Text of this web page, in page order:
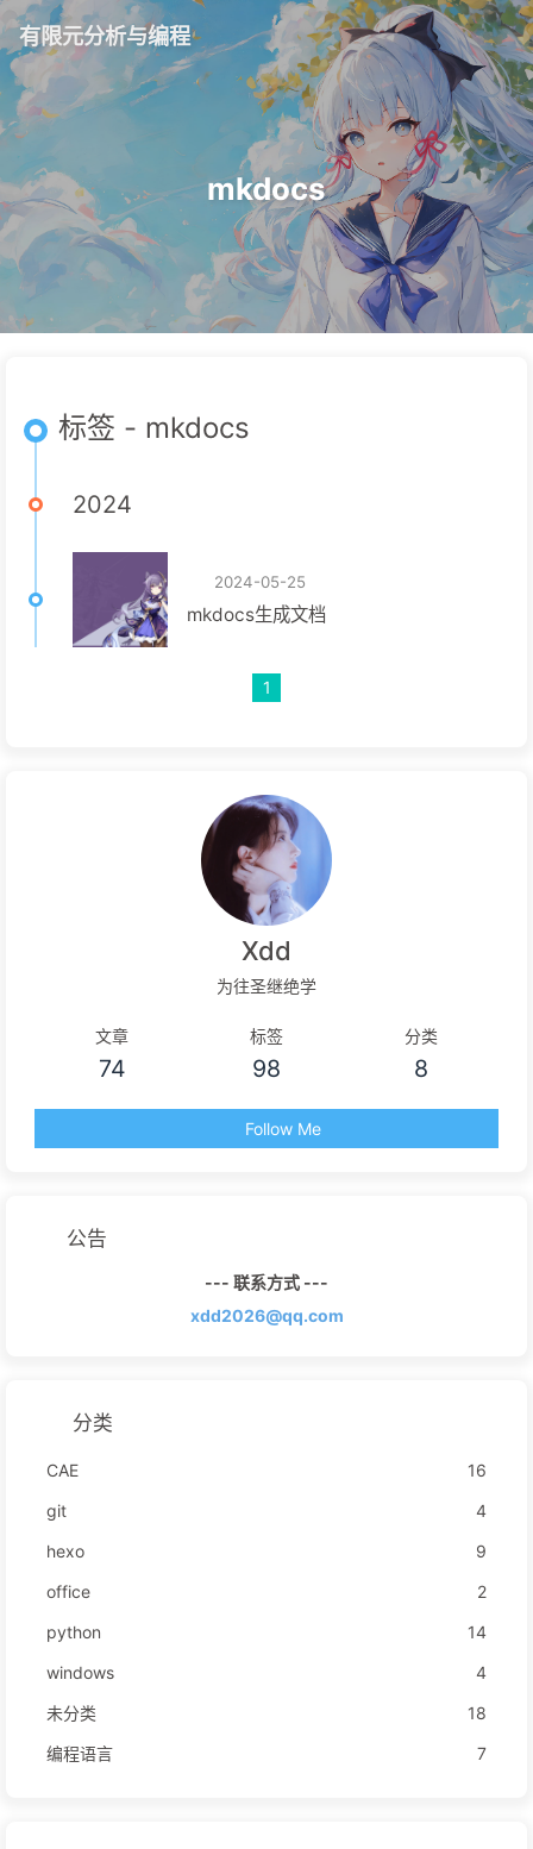
有限元分析与编程
mkdocs
标签 - mkdocs
2024
2024-05-25
mkdocs生成文档
1
Xdd
为往圣继绝学
文章
74
标签
98
分类
8
Follow Me
公告
--- 联系方式 ---
xdd2026@qq.com
分类
CAE
16
git
4
hexo
9
office
2
python
14
windows
4
未分类
18
编程语言
7